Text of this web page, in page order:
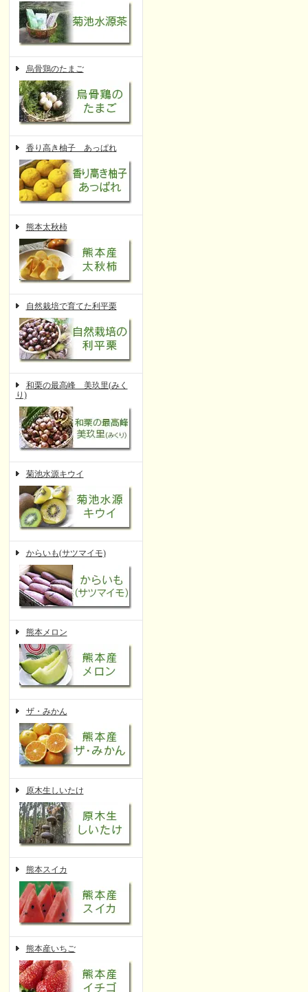
烏骨鶏のたまご
香り高き柚子 あっぱれ
熊本太秋柿
自然栽培で育てた利平栗
和栗の最高峰 美玖里(みく
り)
菊池水源キウイ
からいも(サツマイモ)
熊本メロン
ザ・みかん
原木生しいたけ
熊本スイカ
熊本産いちご